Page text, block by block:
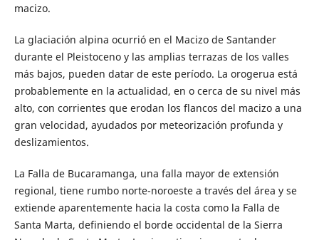
macizo.
La glaciación alpina ocurrió en el Macizo de Santander
durante el Pleistoceno y las amplias terrazas de los valles
más bajos, pueden datar de este período. La orogerua está
probablemente en la actualidad, en o cerca de su nivel más
alto, con corrientes que erodan los flancos del macizo a una
gran velocidad, ayudados por meteorización profunda y
deslizamientos.
La Falla de Bucaramanga, una falla mayor de extensión
regional, tiene rumbo norte-noroeste a través del área y se
extiende aparentemente hacia la costa como la Falla de
Santa Marta, definiendo el borde occidental de la Sierra